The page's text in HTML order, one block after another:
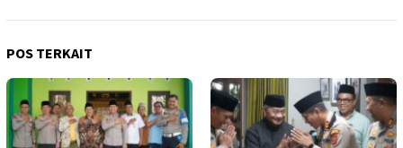
POS TERKAIT